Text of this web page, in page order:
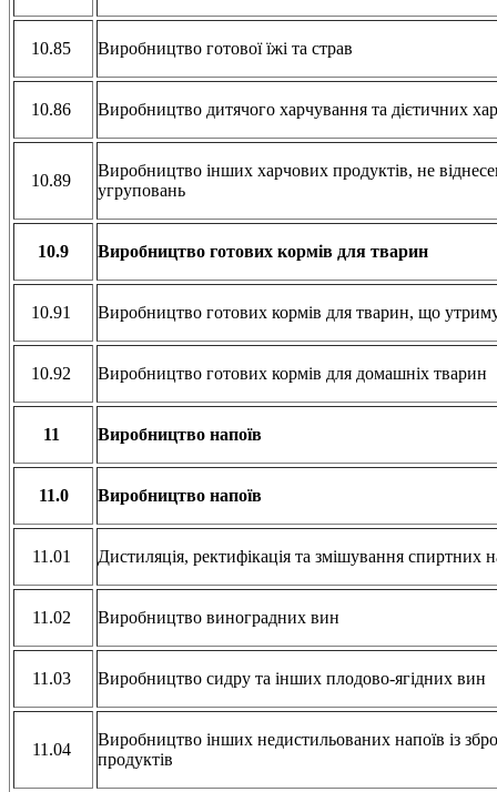
10.85 Виробництво готової їжі та страв
10.86 Виробництво дитячого харчування та дієтичних
10.89
Виробництво інших харчових продуктів, не
угруповань
10.9 Виробництво готових кормів для тварин
10.91 Виробництво готових кормів для тварин, що
10.92 Виробництво готових кормів для домашніх тварин
11 Виробництво напоїв
11.0 Виробництво напоїв
11.01 Дистиляція, ректифікація та змішування спиртних
11.02 Виробництво виноградних вин
11.03 Виробництво сидру та інших плодово-ягідних вин
11.04
Виробництво інших недистильованих напоїв із
продуктів